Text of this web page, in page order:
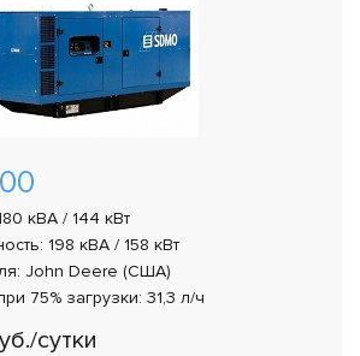
кВА / 144 кВт
198 кВА / 158 кВт
John Deere (США)
75% загрузки: 31,3 л/ч
сутки